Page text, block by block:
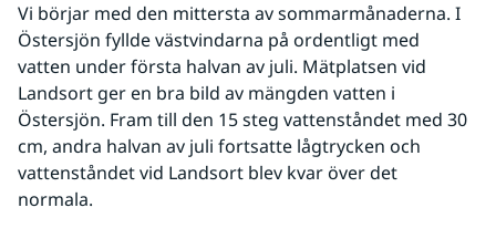
Vi börjar med den mittersta av sommarmånaderna. I
Östersjön fyllde västvindarna på ordentligt med
vatten under första halvan av juli. Mätplatsen vid
Landsort ger en bra bild av mängden vatten i
Östersjön. Fram till den 15 steg vattenståndet med 30
cm, andra halvan av juli fortsatte lågtrycken och
vattenståndet vid Landsort blev kvar över det
normala.